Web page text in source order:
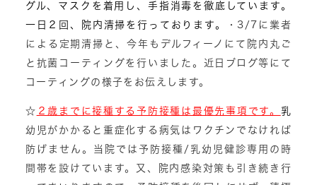
グル、マスクを着用し、手指消毒を徹底しています。
一日２回、院内清掃を行っております。
・3/7に業者
による定期清掃と、今年もデルフィーノにて院内丸ご
と抗菌コーティングを行いました。近日ブログ等にて
コーティングの様子をお伝えします。
☆ ２歳までに接種する予防接種は最優先事項です。 乳
幼児がかかると重症化する病気はワクチンでなければ
防げません。当院では予防接種/乳幼児健診専用の時
間帯を設けています。又、院内感染対策も引き続き行